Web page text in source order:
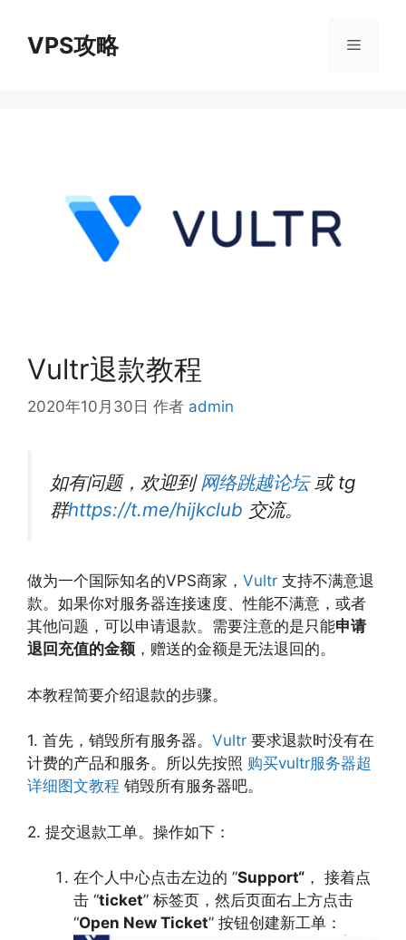
VPS攻略 菜
Vultr退款教程
2020年10月30日 作者 admin
如有问题，欢迎到 网络跳越论坛或 tg
群https://t.me/hijkclub 交流。
做为一个国际知名的VPS商家， Vultr 支持不满意退
款。如果你对服务器连接速度、性能不满意，或者
其他问题，可以申请退款。需要注意的是只能申请
退回充值的金额 ，赠送的金额是无法退回的。
本教程简要介绍退款的步骤。
1. 首先，销毁所有服务器。 Vultr 要求退款时没有在
计费的产品和服务。所以先按照 购买vultr服务器超
详细图文教程 销毁所有服务器吧。
2. 提交退款工单。操作如下：
在个人中心点击左边的 ”Support“ ， 接着点
击 “ticket” 标签页，然后页面右上方点击
“Open New Ticket” 按钮创建新工单：